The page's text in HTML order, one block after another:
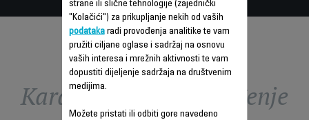
Karakteristike - Poređenje
strane ili slične tehnologije (zajednički
"Kolačići") za prikupljanje nekih od vaših
podatakaradi provođenja analitike te vam
pružiti ciljane oglase i sadržaj na osnovu
vaših interesa i mrežnih aktivnosti te vam
dopustiti dijeljenje sadržaja na društvenim
medijima.
Možete pristati ili odbiti gore navedeno